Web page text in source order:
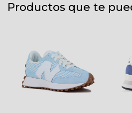
Productos que te